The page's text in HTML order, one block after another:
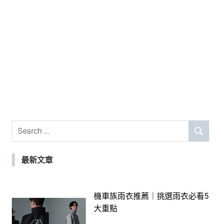
Search
SEARCH
最新文章
機車族雨衣推薦｜挑選雨衣必看5
大重點